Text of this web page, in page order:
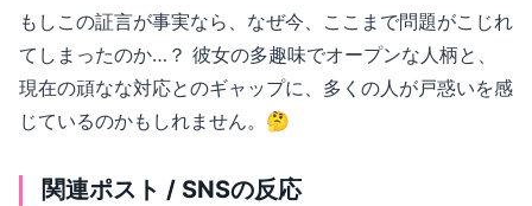
もしこの証言が事実なら、なぜ今、ここまで問題がこじれ
てしまったのか…？ 彼女の多趣味でオープンな人柄と、
現在の頑なな対応とのギャップに、多くの人が戸惑いを感
じているのかもしれません。🤔
関連ポスト / SNSの反応